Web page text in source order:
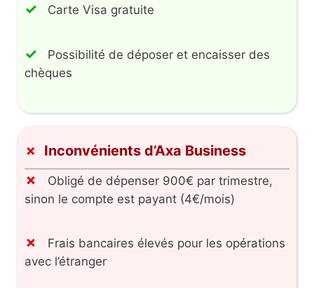
Carte Visa gratuite
Possibilité de déposer et encaisser des
chèques
Inconvénients d’Axa Business
Obligé de dépenser 900€ par trimestre,
sinon le compte est payant (4€/mois)
Frais bancaires élevés pour les opérations
avec l’étranger